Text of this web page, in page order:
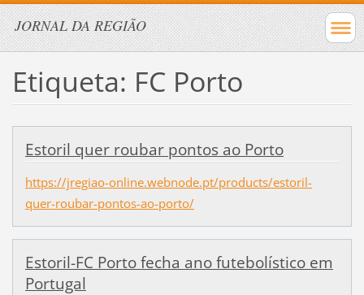
JORNAL DA REGIÃO
Etiqueta: FC Porto
Estoril quer roubar pontos ao Porto
https://jregiao-online.webnode.pt/products/estoril-
quer-roubar-pontos-ao-porto/
Estoril-FC Porto fecha ano futebolístico em
Portugal